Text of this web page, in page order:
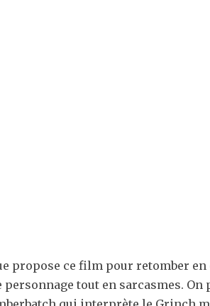
propose ce film pour retomber
tout en sarcasmes.